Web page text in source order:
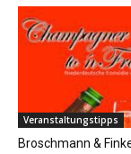
Veranstaltungstipps
Broschmann &